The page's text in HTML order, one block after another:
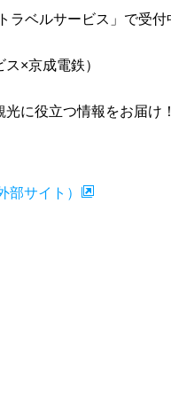
ラベルサービス」で受付
×京成電鉄）
光に役立つ情報をお届け
部サイト）